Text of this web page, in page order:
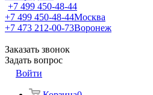
+7 499 450-48-44
+7 499 450-48-44Москва
+7 473 212-00-73Воронеж
Заказать звонок
Задать вопрос
Войти